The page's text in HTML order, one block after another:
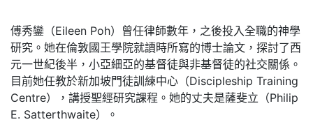
傅秀鑾（Eileen Poh）曾任律師數年，之後投入全職的神學
研究。她在倫敦國王學院就讀時所寫的博士論文，探討了西
元一世紀後半，小亞細亞的基督徒與非基督徒的社交關係。
目前她任教於新加坡門徒訓練中心（Discipleship Training
Centre），講授聖經研究課程。她的丈夫是薩斐立（Philip
E. Satterthwaite）。